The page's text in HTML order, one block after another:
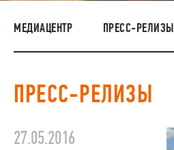
НАШИ ЛЮДИ
ОКРУЖАЮЩАЯ СРЕДА
ЗАКУПКИ
МЕДИАЦЕНТР ПРЕСС-РЕЛИЗЫ
ПРЕСС-РЕЛИЗЫ
27.05.2016